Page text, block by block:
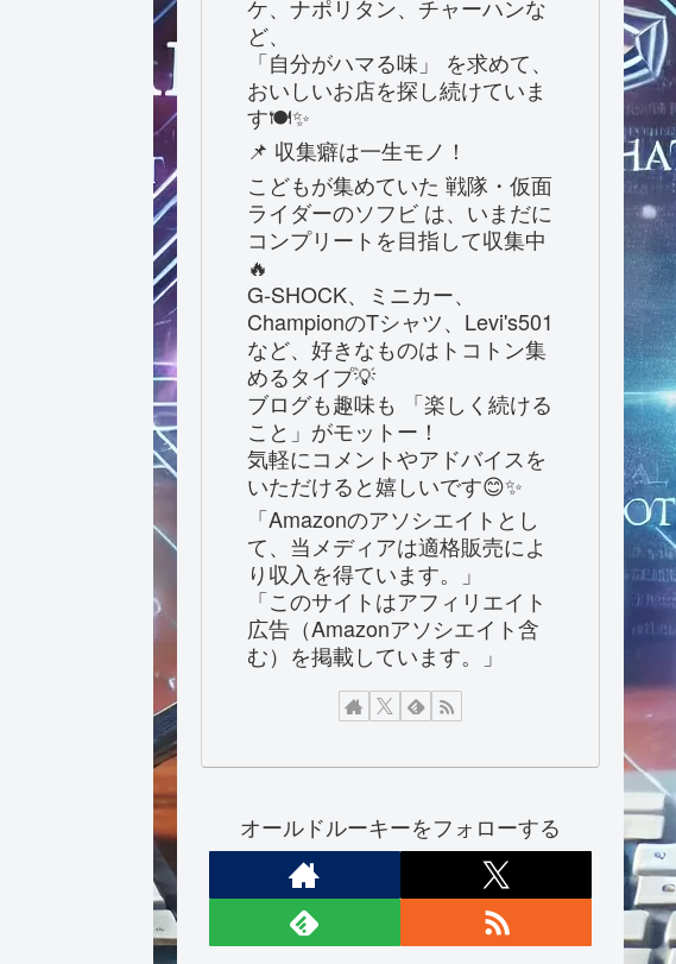
ケ、ナポリタン、チャーハンな
ど、
「自分がハマる味」 を求めて、
おいしいお店を探し続けていま
す🍽️✨
📌 収集癖は一生モノ！
こどもが集めていた 戦隊・仮面
ライダーのソフビ は、いまだに
コンプリートを目指して収集中
🔥
G-SHOCK、ミニカー、
ChampionのTシャツ、Levi's501
など、好きなものはトコトン集
めるタイプ💡
ブログも趣味も 「楽しく続ける
こと」がモットー！
気軽にコメントやアドバイスを
いただけると嬉しいです😊✨
「Amazonのアソシエイトとし
て、当メディアは適格販売によ
り収入を得ています。」
「このサイトはアフィリエイト
広告（Amazonアソシエイト含
む）を掲載しています。」
オールドルーキーをフォローする